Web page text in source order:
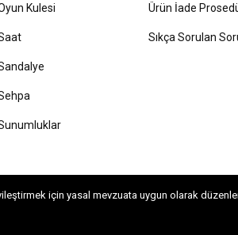
Kulesi Ürün İade
Sıkça Sorulan
için yasal mevzuata uygun olarak